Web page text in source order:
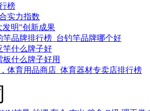
榜
实力指数
明”创新成果
品牌排行榜_台钓竿品牌哪个好
竿什么牌子好
什么牌子好用
体育用品商店_体育器材专卖店排行榜